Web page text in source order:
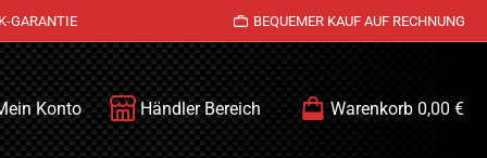
GARANTIE BEQUEMER KAUF AUF RECHNUNG
Konto Händler Bereich Warenkorb 0,00 €